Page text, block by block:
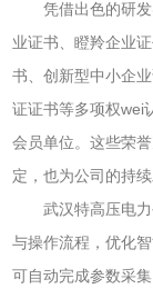
凭借出色的研
业证书、瞪羚企业
书、创新型中小企
证证书等多项权wei
会员单位。这些荣
定，也为公司的持
武汉特高压电
与操作流程，优化
可自动完成参数采